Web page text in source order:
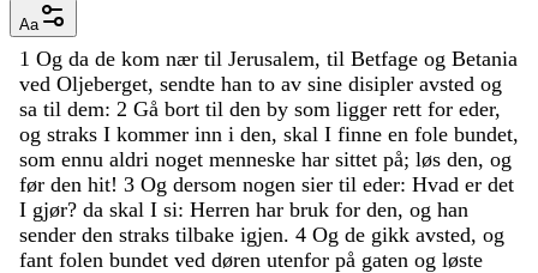
Aa
1 Og da de kom nær til Jerusalem, til Betfage og Betania
ved Oljeberget, sendte han to av sine disipler avsted og
sa til dem: 2 Gå bort til den by som ligger rett for eder,
og straks I kommer inn i den, skal I finne en fole bundet,
som ennu aldri noget menneske har sittet på; løs den, og
før den hit! 3 Og dersom nogen sier til eder: Hvad er det
I gjør? da skal I si: Herren har bruk for den, og han
sender den straks tilbake igjen. 4 Og de gikk avsted, og
fant folen bundet ved døren utenfor på gaten og løste